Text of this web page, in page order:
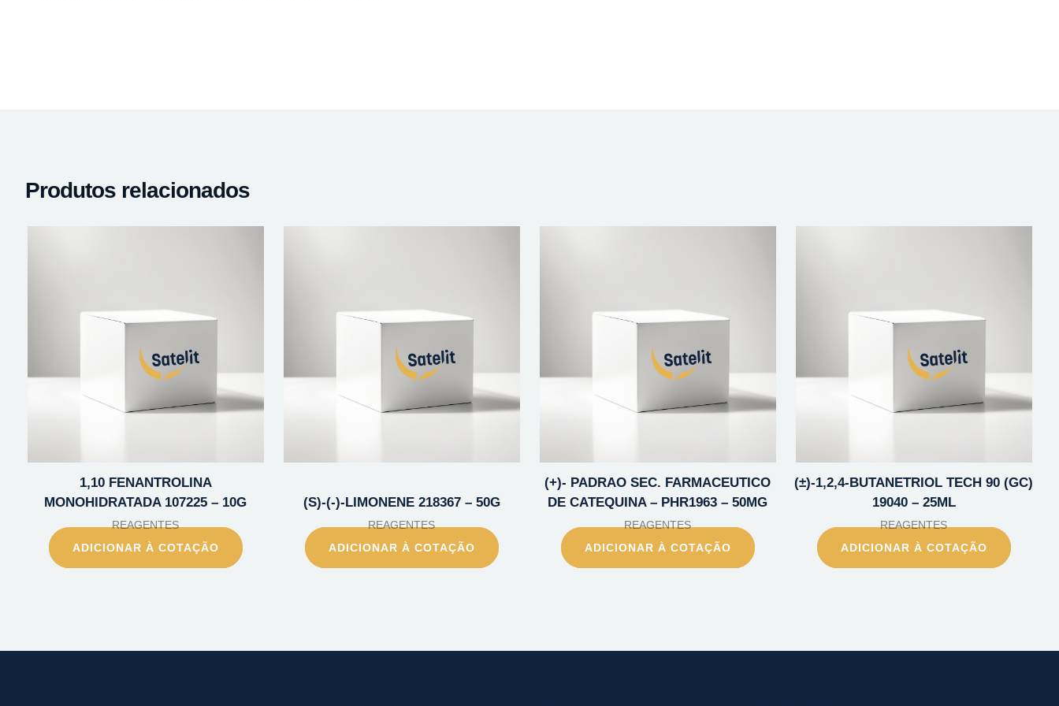
Produtos relacionados
1,10 FENANTROLINA
MONOHIDRATADA 107225 – 10G
REAGENTES
ADICIONAR À COTAÇÃO
(S)-(-)-LIMONENE 218367 – 50G
REAGENTES
ADICIONAR À COTAÇÃO
(+)- PADRAO SEC. FARMACEUTICO
DE CATEQUINA – PHR1963 – 50MG
REAGENTES
ADICIONAR À COTAÇÃO
(±)-1,2,4-BUTANETRIOL TECH 90 (GC)
19040 – 25ML
REAGENTES
ADICIONAR À COTAÇÃO